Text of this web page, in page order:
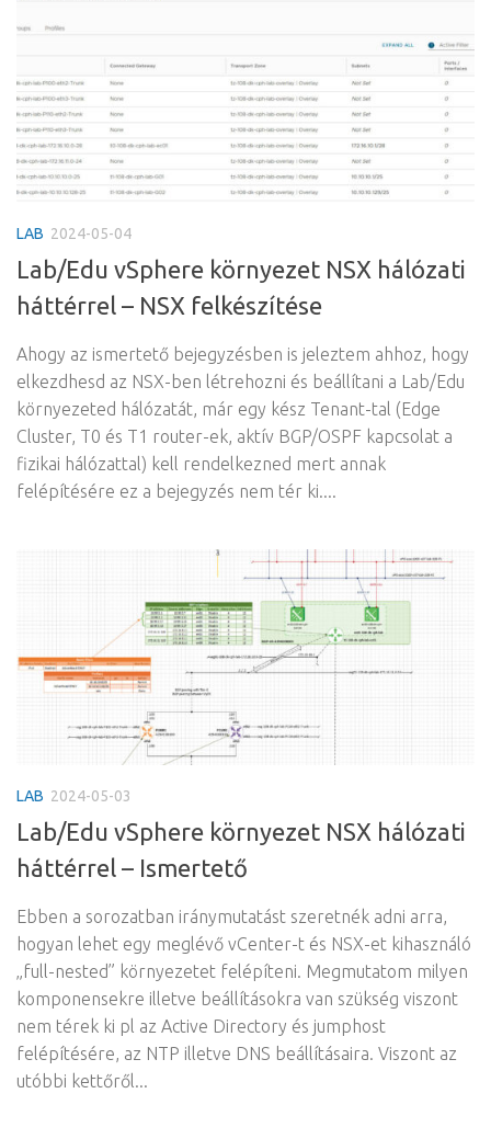
LAB 2024-05-04
Lab/Edu vSphere környezet NSX hálózati
háttérrel – NSX felkészítése
Ahogy az ismertető bejegyzésben is jeleztem ahhoz, hogy
elkezdhesd az NSX-ben létrehozni és beállítani a Lab/Edu
környezeted hálózatát, már egy kész Tenant-tal (Edge
Cluster, T0 és T1 router-ek, aktív BGP/OSPF kapcsolat a
fizikai hálózattal) kell rendelkezned mert annak
felépítésére ez a bejegyzés nem tér ki....
LAB 2024-05-03
Lab/Edu vSphere környezet NSX hálózati
háttérrel – Ismertető
Ebben a sorozatban iránymutatást szeretnék adni arra,
hogyan lehet egy meglévő vCenter-t és NSX-et kihasználó
„full-nested” környezetet felépíteni. Megmutatom milyen
komponensekre illetve beállításokra van szükség viszont
nem térek ki pl az Active Directory és jumphost
felépítésére, az NTP illetve DNS beállításaira. Viszont az
utóbbi kettőről...